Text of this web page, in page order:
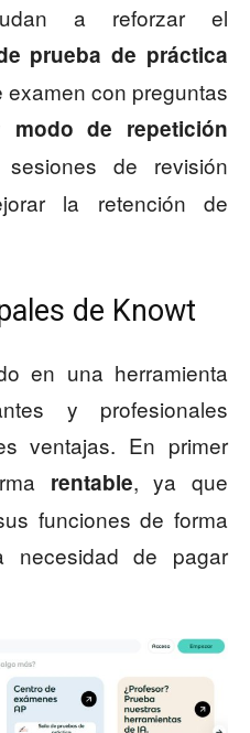
a reforzar el
prueba de práctica
examen con preguntas
modo de repetición
sesiones de revisión
la retención de
de Knowt
en una herramienta
y profesionales
ventajas. En primer
rentable, ya que
funciones de forma
necesidad de pagar